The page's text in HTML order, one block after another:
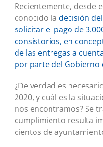
Recientemente, desde
conocido la decisión
solicitar el pago de
consistorios, en
de las entregas a
por parte del Gobierno
¿De verdad es
2020, y cuál es la
nos encontramos? Se
cumplimiento resulta
cientos de